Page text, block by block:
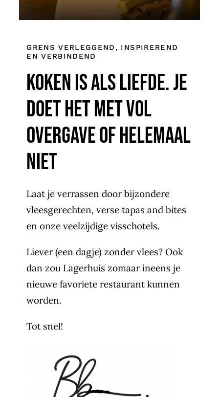
GRENS VERLEGGEND, INSPIREREND
EN VERBINDEND
Koken is als liefde. Je
doet het met vol
overgave of helemaal
niet
Laat je verrassen door bijzondere
vleesgerechten, verse tapas and bites
en onze veelzijdige visschotels.
Liever (een dagje) zonder vlees? Ook
dan zou Lagerhuis zomaar ineens je
nieuwe favoriete restaurant kunnen
worden.
Tot snel!